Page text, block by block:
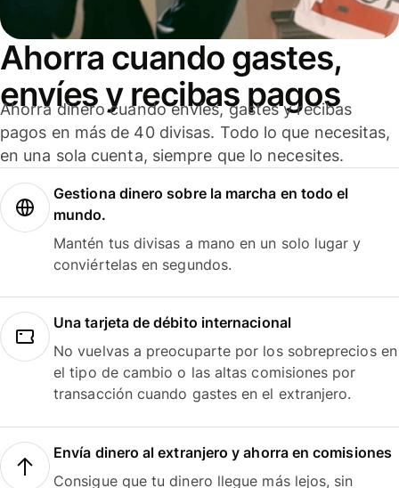
Ahorra cuando gastes,
envíes y recibas pagos
Ahorra dinero cuando envíes, gastes y recibas
pagos en más de 40 divisas. Todo lo que necesitas,
en una sola cuenta, siempre que lo necesites.
Gestiona dinero sobre la marcha en todo el
mundo.
Mantén tus divisas a mano en un solo lugar y
conviértelas en segundos.
Una tarjeta de débito internacional
No vuelvas a preocuparte por los sobreprecios en
el tipo de cambio o las altas comisiones por
transacción cuando gastes en el extranjero.
Envía dinero al extranjero y ahorra en comisiones
Consigue que tu dinero llegue más lejos, sin